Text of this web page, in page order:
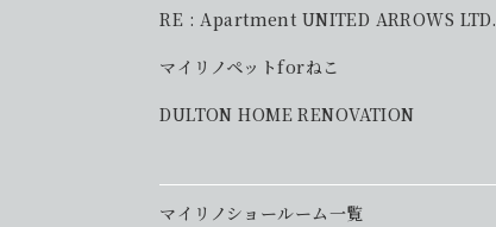
RE : Apartment UNITED ARROWS LTD.
マイリノペットforねこ
DULTON HOME RENOVATION
マイリノショールーム一覧